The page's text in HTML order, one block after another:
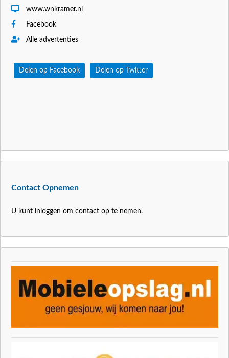
www.wnkramer.nl
Facebook
Alle advertenties
Delen op Facebook Delen op Twitter
Contact Opnemen
U kunt inloggen om contact op te nemen.